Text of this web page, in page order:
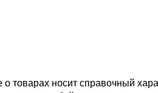
товарах носит справочный